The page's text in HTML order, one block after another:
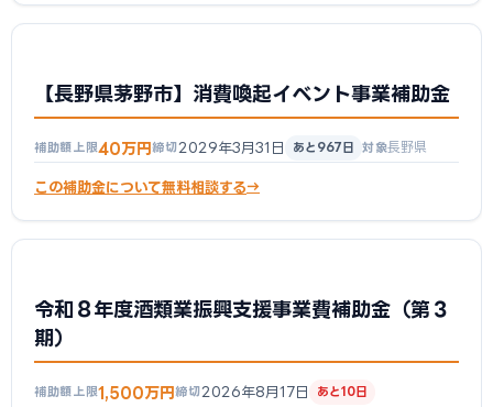
【長野県茅野市】消費喚起イベント事業補助金
補助額上限40万円締切 2029年3月31日 あと967日 対象長野県
この補助金について無料相談する
令和８年度酒類業振興支援事業費補助金（第３
期）
補助額上限1,500万円締切 2026年8月17日 あと10日